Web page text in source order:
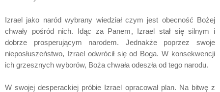
Izrael jako naród wybrany wiedział czym jest obecność Bożej
chwały pośród nich. Idąc za Panem, Izrael stał się silnym i
dobrze prosperującym narodem. Jednakże poprzez swoje
nieposłuszeństwo, Izrael odwrócił się od Boga. W konsekwencji
ich grzesznych wyborów, Boża chwała odeszła od tego narodu.
W swojej desperackiej próbie Izrael opracował plan. Na bitwę z